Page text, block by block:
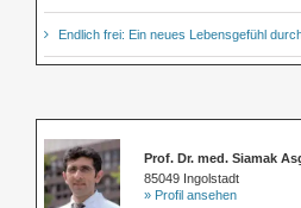
Endlich frei: Ein neues Lebensgefühl
Prof. Dr. med. Siamak
85049 Ingolstadt
» Profil ansehen